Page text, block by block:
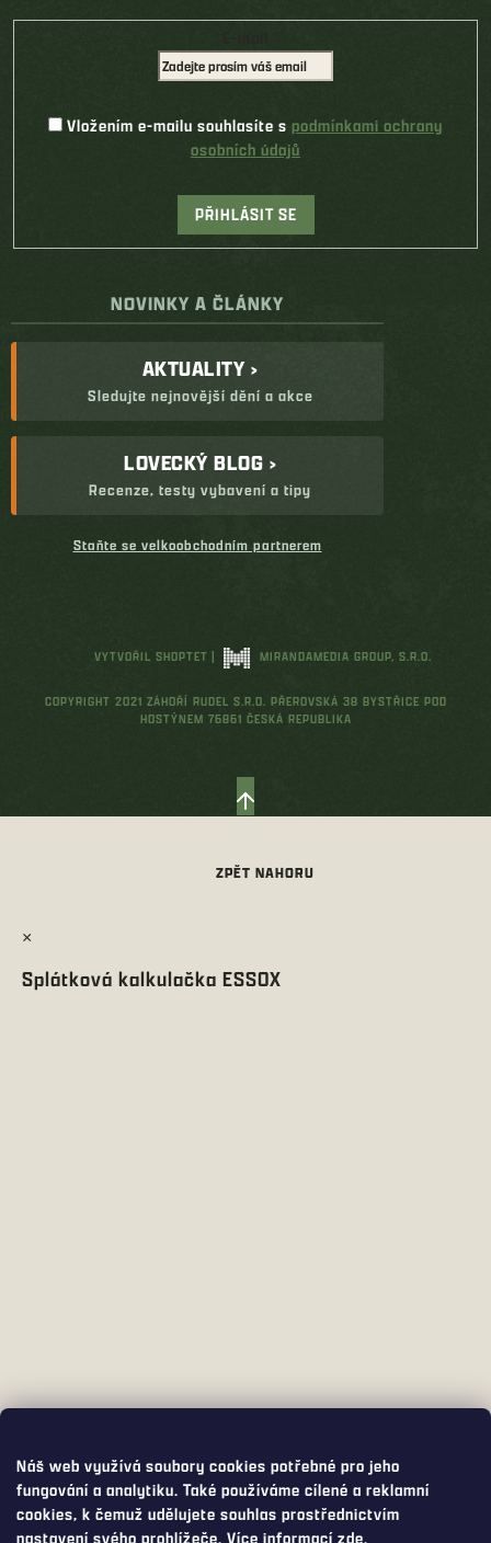
Náš web využívá soubory cookies potřebné pro jeho
fungování a analytiku. Také používáme cílené a reklamní
cookies, k čemuž udělujete souhlas prostřednictvím
nastavení svého prohlížeče. Více informacízde.
Vložením e-mailu souhlasíte s podmínkami ochrany
osobních údajů
PŘIHLÁSIT SE
NOVINKY A ČLÁNKY
AKTUALITY ›
Sledujte nejnovější dění a akce
LOVECKÝ BLOG ›
Recenze, testy vybavení a tipy
Staňte se velkoobchodním partnerem
VYTVOŘIL SHOPTET | MIRANDAMEDIA GROUP, S.R.O.
COPYRIGHT 2021 ZÁHOŘÍ RUDEL S.R.O. PŘEROVSKÁ 38 BYSTŘICE POD
HOSTÝNEM 76861 ČESKÁ REPUBLIKA
×
Splátková kalkulačka ESSOX